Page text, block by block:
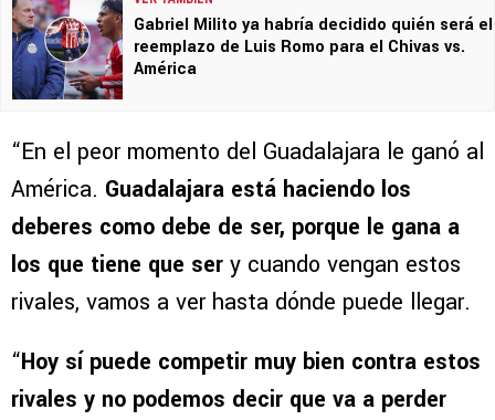
Gabriel Milito ya habría decidido quién será el
reemplazo de Luis Romo para el Chivas vs.
América
“En el peor momento del Guadalajara le ganó al
América. Guadalajara está haciendo los
deberes como debe de ser, porque le gana a
los que tiene que ser y cuando vengan estos
rivales, vamos a ver hasta dónde puede llegar.
“Hoy sí puede competir muy bien contra estos
rivales y no podemos decir que va a perder